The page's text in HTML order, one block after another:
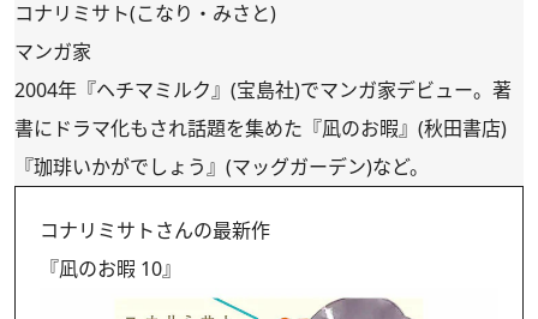
コナリミサト(こなり・みさと)
マンガ家
2004年『ヘチマミルク』(宝島社)でマンガ家デビュー。著
書にドラマ化もされ話題を集めた『凪のお暇』(秋田書店)
『珈琲いかがでしょう』(マッグガーデン)など。
コナリミサトさんの最新作
『凪のお暇 10』